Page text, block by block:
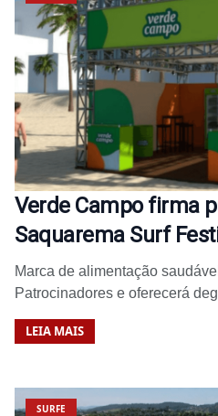
Verde Campo firma
Saquarema Surf
Marca de alimentação
Patrocinadores e oferecerá
LEIA MAIS
SURFE